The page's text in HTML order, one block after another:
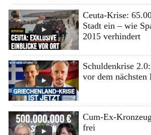
Ceuta-Krise:
Stadt ein – wie
2015 verhindert
Schuldenkrise
vor dem nächsten
Cum-Ex-
frei